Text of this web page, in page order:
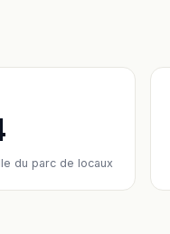
du parc de locaux